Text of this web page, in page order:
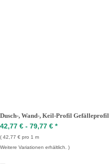
Dusch-, Wand-, Keil-Profil Gefälleprofil
42,77 € - 79,77 € *
42,77 € pro 1 m
Weitere Variationen erhältlich.